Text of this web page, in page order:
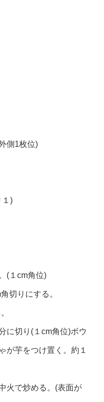
側1枚位)
)
(１cm角位)
切りにする。
に切り(１cm角位)ボウ
が芋をつけ置く。約１
火で炒める。(表面が